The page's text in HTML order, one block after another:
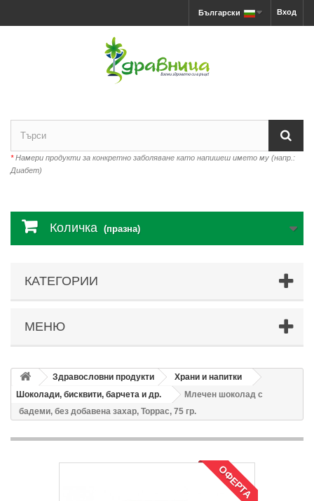
Вход
Български
*Намери продукти за конкретно заболяване като напишеш името му (напр.:
Диабет)
Количка (празна)
КАТЕГОРИИ
МЕНЮ
Здравословни продукти
Храни и напитки
Шоколади, бисквити, барчета и др.
Млечен шоколад с
бадеми, без добавена захар, Торрас, 75 гр.
ОФЕРТА